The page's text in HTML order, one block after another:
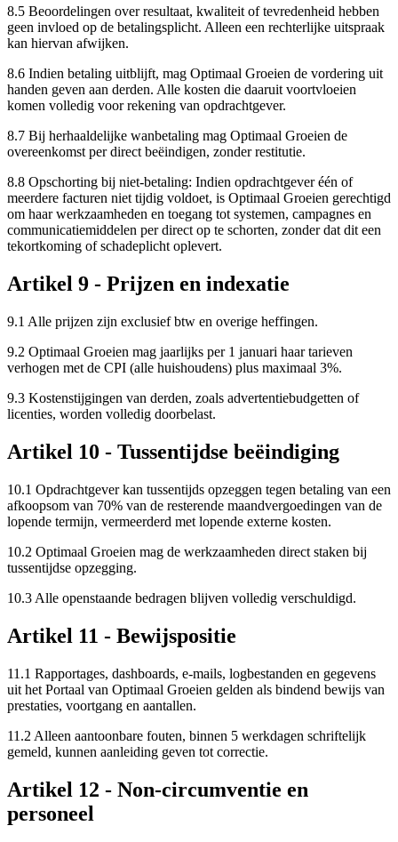
8.5 Beoordelingen over resultaat, kwaliteit of tevredenheid hebben
geen invloed op de betalingsplicht. Alleen een rechterlijke uitspraak
kan hiervan afwijken.
8.6 Indien betaling uitblijft, mag Optimaal Groeien de vordering uit
handen geven aan derden. Alle kosten die daaruit voortvloeien
komen volledig voor rekening van opdrachtgever.
8.7 Bij herhaaldelijke wanbetaling mag Optimaal Groeien de
overeenkomst per direct beëindigen, zonder restitutie.
8.8 Opschorting bij niet-betaling: Indien opdrachtgever één of
meerdere facturen niet tijdig voldoet, is Optimaal Groeien gerechtigd
om haar werkzaamheden en toegang tot systemen, campagnes en
communicatiemiddelen per direct op te schorten, zonder dat dit een
tekortkoming of schadeplicht oplevert.
Artikel 9 - Prijzen en indexatie
9.1 Alle prijzen zijn exclusief btw en overige heffingen.
9.2 Optimaal Groeien mag jaarlijks per 1 januari haar tarieven
verhogen met de CPI (alle huishoudens) plus maximaal 3%.
9.3 Kostenstijgingen van derden, zoals advertentiebudgetten of
licenties, worden volledig doorbelast.
Artikel 10 - Tussentijdse beëindiging
10.1 Opdrachtgever kan tussentijds opzeggen tegen betaling van een
afkoopsom van 70% van de resterende maandvergoedingen van de
lopende termijn, vermeerderd met lopende externe kosten.
10.2 Optimaal Groeien mag de werkzaamheden direct staken bij
tussentijdse opzegging.
10.3 Alle openstaande bedragen blijven volledig verschuldigd.
Artikel 11 - Bewijspositie
11.1 Rapportages, dashboards, e-mails, logbestanden en gegevens
uit het Portaal van Optimaal Groeien gelden als bindend bewijs van
prestaties, voortgang en aantallen.
11.2 Alleen aantoonbare fouten, binnen 5 werkdagen schriftelijk
gemeld, kunnen aanleiding geven tot correctie.
Artikel 12 - Non-circumventie en
personeel